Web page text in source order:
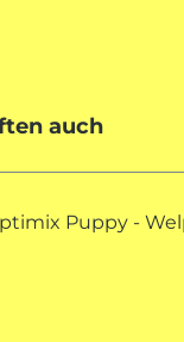
überspringen
auch